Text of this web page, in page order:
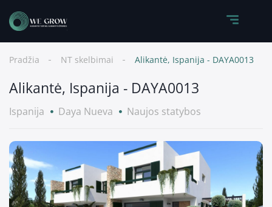
Pradžia NT skelbimai Alikantė, Ispanija - DAYA0013
Alikantė, Ispanija - DAYA0013
Ispanija Daya Nueva Naujos statybos